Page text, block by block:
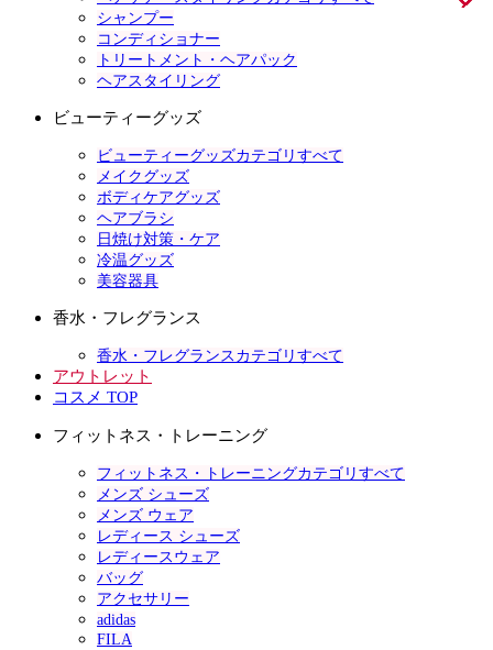
シャンプー
コンディショナー
トリートメント・ヘアパック
ヘアスタイリング
ビューティーグッズ
ビューティーグッズカテゴリすべて
メイクグッズ
ボディケアグッズ
ヘアブラシ
日焼け対策・ケア
冷温グッズ
美容器具
香水・フレグランス
香水・フレグランスカテゴリすべて
アウトレット
コスメ TOP
フィットネス・トレーニング
フィットネス・トレーニングカテゴリすべて
メンズ シューズ
メンズ ウェア
レディース シューズ
レディースウェア
バッグ
アクセサリー
adidas
FILA